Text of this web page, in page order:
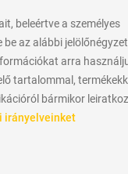
beleértve a személyes
az alábbi
arra
tartalommal,
bármikor
irányelveinket